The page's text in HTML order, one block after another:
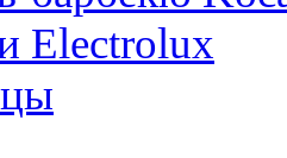
Electrolux